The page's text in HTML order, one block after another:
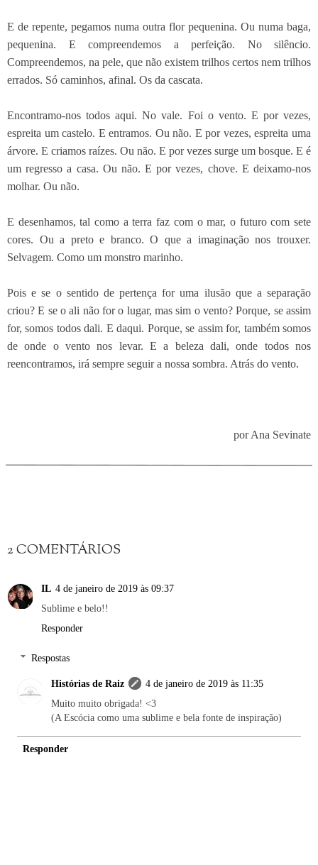
E de repente, pegamos numa outra flor pequenina. Ou numa baga,
pequenina. E compreendemos a perfeição. No silêncio.
Compreendemos, na pele, que não existem trilhos certos nem trilhos
errados. Só caminhos, afinal. Os da cascata.
Encontramo-nos todos aqui. No vale. Foi o vento. E por vezes,
espreita um castelo. E entramos. Ou não. E por vezes, espreita uma
árvore. E criamos raízes. Ou não. E por vezes surge um bosque. E é
um regresso a casa. Ou não. E por vezes, chove. E deixamo-nos
molhar. Ou não.
E desenhamos, tal como a terra faz com o mar, o futuro com sete
cores. Ou a preto e branco. O que a imaginação nos trouxer.
Selvagem. Como um monstro marinho.
Pois e se o sentido de pertença for uma ilusão que a separação
criou? E se o ali não for o lugar, mas sim o vento? Porque, se assim
for, somos todos dali. E daqui. Porque, se assim for, também somos
de onde o vento nos levar. E a beleza dali, onde todos nos
reencontramos, irá sempre seguir a nossa sombra. Atrás do vento.
por Ana Sevinate
2 COMENTÁRIOS
IL 4 de janeiro de 2019 às 09:37
Sublime e belo!!
Responder
Respostas
Histórias de Raiz
4 de janeiro de 2019 às 11:35
Muito muito obrigada! <3
(A Escócia como uma sublime e bela fonte de inspiração)
Responder